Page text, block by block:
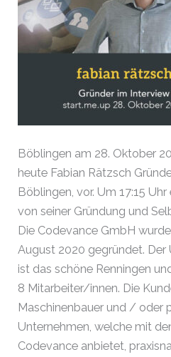
Böblingen am 28. Oktober
heute Fabian Rätzsch
Böblingen, vor. Um 17:15
von seiner Gründung und
Die Codevance GmbH
August 2020 gegründet.
ist das schöne Renningen
8 Mitarbeiter/innen. Die
Maschinenbauer und / oder
Unternehmen, welche mit
Codevance anbietet,